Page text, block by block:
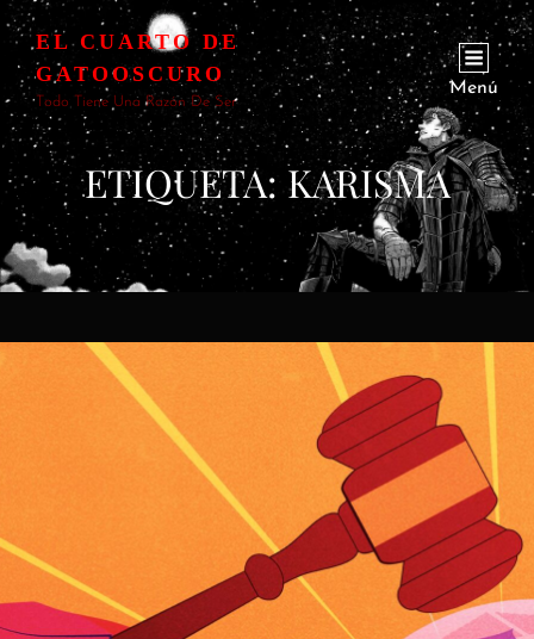
EL CUARTO DE
GATOOSCURO
Todo Tiene Una Razón De Ser
Menú
ETIQUETA: KARISMA